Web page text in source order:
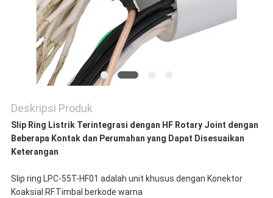
Deskripsi Produk
Slip Ring Listrik Terintegrasi dengan HF Rotary Joint dengan
Beberapa Kontak dan Perumahan yang Dapat Disesuaikan
Keterangan
Slip ring LPC-55T-HF01 adalah unit khusus dengan Konektor
Koaksial RF.Timbal berkode warna